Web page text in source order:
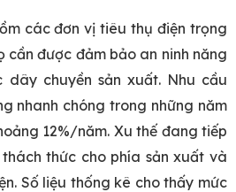
các đơn vị tiêu thụ điện trọng
cần được đảm bảo an ninh năng
chuyền sản xuất. Nhu cầu
nhanh chóng trong những năm
12%/năm. Xu thế đang tiếp
thức cho phía sản xuất và
Số liệu thống kê cho thấy mức